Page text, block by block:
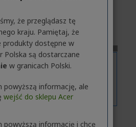
Aby poznać dokładną
wybranego modelu,kliknij
.
że przeglądasz tę
kraju. Pamiętaj, że
produkty dostępne w
Polska są dostarczane
w granicach Polski.
powyższą informację, ale
wejść do sklepu Acer
powyższą informację i chcę